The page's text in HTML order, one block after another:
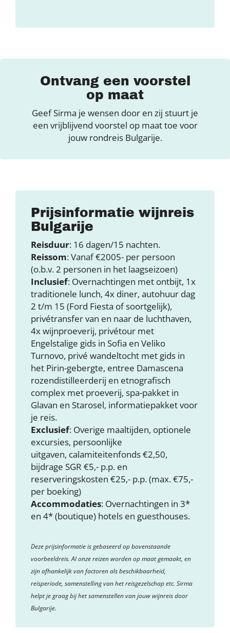
Ontvang een voorstel
op maat
Geef Sirma je wensen door en zij stuurt je
een vrijblijvend voorstel op maat toe voor
jouw rondreis Bulgarije.
Prijsinformatie wijnreis
Bulgarije
Reisduur: 16 dagen/15 nachten.
Reissom: Vanaf €2005- per persoon
(o.b.v. 2 personen in het laagseizoen)
Inclusief: Overnachtingen met ontbijt, 1x
traditionele lunch, 4x diner, autohuur dag
2 t/m 15 (Ford Fiesta of soortgelijk),
privétransfer van en naar de luchthaven,
4x wijnproeverij, privétour met
Engelstalige gids in Sofia en Veliko
Turnovo, privé wandeltocht met gids in
het Pirin-gebergte, entree Damascena
rozendistilleerderij en etnografisch
complex met proeverij, spa-pakket in
Glavan en Starosel, informatiepakket voor
je reis.
Exclusief: Overige maaltijden, optionele
excursies, persoonlijke
uitgaven, calamiteitenfonds €2,50,
bijdrage SGR €5,- p.p. en
reserveringskosten €25,- p.p. (max. €75,-
per boeking)
Accommodaties: Overnachtingen in 3*
en 4* (boutique) hotels en guesthouses.
Deze prijsinformatie is gebaseerd op bovenstaande
voorbeeldreis. Al onze reizen worden op maat gemaakt, en
zijn afhankelijk van factoren als beschikbaarheid,
reisperiode, samenstelling van het reisgezelschap etc. Sirma
helpt je graag bij het samenstellen van jouw wijnreis door
Bulgarije.